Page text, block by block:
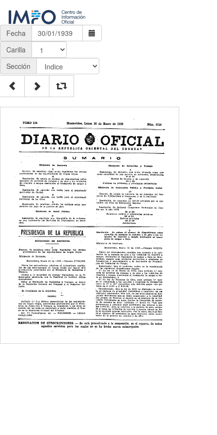
Fecha
Carilla
Sección